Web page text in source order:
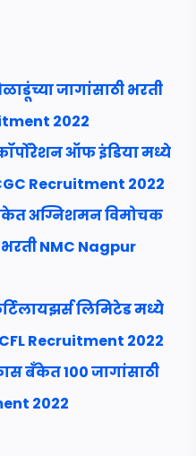
जागांसाठी भरती
2022
ऑफ इंडिया मध्ये
Recruitment 2022
अग्निशमन विमोचक
भरती NMC Nagpur
लिमिटेड मध्ये
Recruitment 2022
बँकेत 100 जागांसाठी
2022